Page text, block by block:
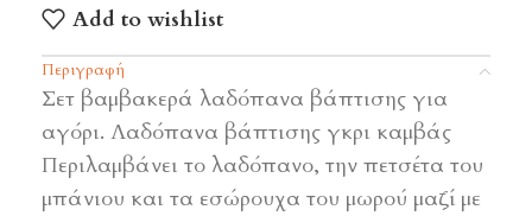
Add to wishlist
Περιγραφή
Σετ βαμβακερά λαδόπανα βάπτισης για
αγόρι. Λαδόπανα βάπτισης γκρι καμβάς
Περιλαμβάνει το λαδόπανο, την πετσέτα του
μπάνιου και τα εσώρουχα του μωρού μαζί με